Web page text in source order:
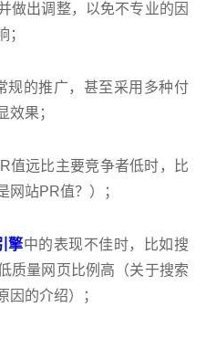
做出调整，以免不专业的因
；
的推广，甚至采用多种付
效果；
远比主要竞争者低时，比
网站PR值？）；
擎中的表现不佳时，比如搜
质量网页比例高（关于搜索
因的介绍）；